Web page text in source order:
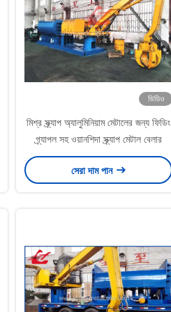
ভিডিও
মিশ্র স্ক্র্যাপ অ্যালুমিনিয়াম মেটালের জন্য ফিডিং
গ্র্যাপল সহ ওয়ানশিদা স্ক্র্যাপ মেটাল বেলার
সেরা দাম পান